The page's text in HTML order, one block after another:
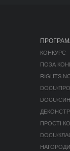
КОНКУРС
ПОЗА
RIGHTS
DOCU/ПРО
DOCU/
ПРОСТІ
DOCU/
НАГОРОДИ